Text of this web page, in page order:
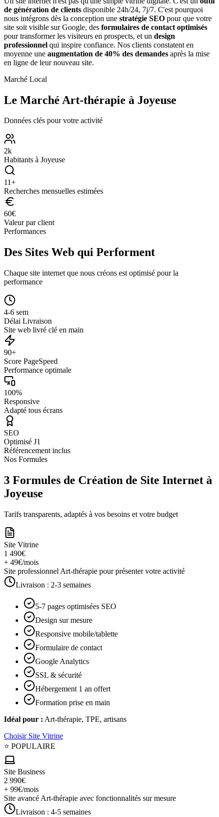
de génération de clients disponible 24h/24, 7j/7. C'est pourquoi
nous intégrons dès la conception une stratégie SEO pour que votre
site soit visible sur Google, des formulaires de contact optimisés
pour transformer les visiteurs en prospects, et un design
professionnel qui inspire confiance. Nos clients constatent en
moyenne une augmentation de 40% des demandes après la mise
en ligne de leur nouveau site.
Marché Local
Le Marché Art-thérapie à Joyeuse
Données clés pour votre activité
2k
Habitants à Joyeuse
11+
Recherches mensuelles estimées
60€
Valeur par client
Performances
Des Sites Web qui Performent
Chaque site internet que nous créons est optimisé pour la
performance
4-6 sem
Délai Livraison
Site web livré clé en main
90+
Score PageSpeed
Performance optimale
100%
Responsive
Adapté tous écrans
SEO
Optimisé J1
Référencement inclus
Nos Formules
3 Formules de Création de Site Internet à
Joyeuse
Tarifs transparents, adaptés à vos besoins et votre budget
Site Vitrine
1 490€
+ 49€/mois
Site professionnel Art-thérapie pour présenter votre activité
Livraison : 2-3 semaines
5-7 pages optimisées SEO
Design sur mesure
Responsive mobile/tablette
Formulaire de contact
Google Analytics
SSL & sécurité
Hébergement 1 an offert
Formation prise en main
Idéal pour : Art-thérapie, TPE, artisans
Choisir Site Vitrine
⭐ POPULAIRE
Site Business
2 990€
+ 99€/mois
Site avancé Art-thérapie avec fonctionnalités sur mesure
Livraison : 4-5 semaines